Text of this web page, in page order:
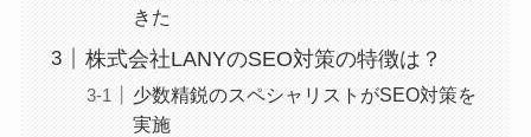
きた
株式会社LANYのSEO対策の特徴は？
少数精鋭のスペシャリストがSEO対策を
実施